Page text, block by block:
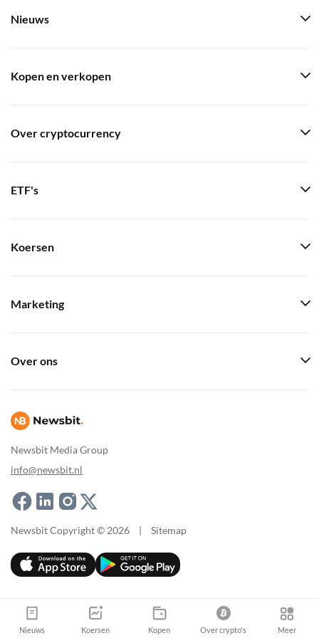
Newsbit Media Group
info@newsbit.nl
Nieuws
Kopen en verkopen
Over cryptocurrency
ETF's
Koersen
Marketing
Over ons
Newsbit Copyright © 2026 | Sitemap
Nieuws Koersen Kopen Over crypto's Meer